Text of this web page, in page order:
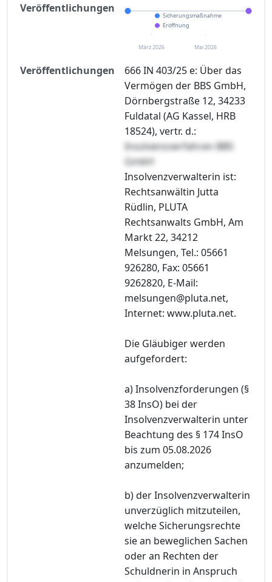
Veröffentlichungen
Sicherungsmaßnahme
Eröffnung
März 2026 Mai 2026
Veröffentlichungen
666 IN 403/25 e: Über das
Vermögen der BBS GmbH,
Dörnbergstraße 12, 34233
Fuldatal (AG Kassel, HRB
18524), vertr. d.:
Insolvenzverfahren BBS
GmbH
Insolvenzverwalterin ist:
Rechtsanwältin Jutta
Rüdlin, PLUTA
Rechtsanwalts GmbH, Am
Markt 22, 34212
Melsungen, Tel.: 05661
926280, Fax: 05661
9262820, E-Mail:
melsungen@pluta.net,
Internet: www.pluta.net.
Die Gläubiger werden
aufgefordert:
a) Insolvenzforderungen (§
38 InsO) bei der
Insolvenzverwalterin unter
Beachtung des § 174 InsO
bis zum 05.08.2026
anzumelden;
b) der Insolvenzverwalterin
unverzüglich mitzuteilen,
welche Sicherungsrechte
sie an beweglichen Sachen
oder an Rechten der
Schuldnerin in Anspruch